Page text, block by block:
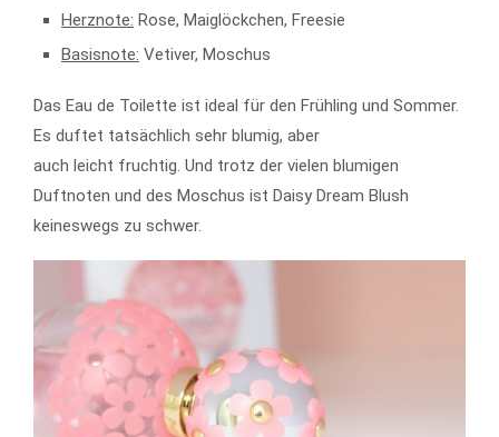
Herznote: Rose, Maiglöckchen, Freesie
Basisnote: Vetiver, Moschus
Das Eau de Toilette ist ideal für den Frühling und Sommer.
Es duftet tatsächlich sehr blumig, aber
auch leicht fruchtig. Und trotz der vielen blumigen
Duftnoten und des Moschus ist Daisy Dream Blush
keineswegs zu schwer.